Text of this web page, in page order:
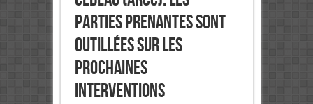
parties prenantes sont
outillées sur les
prochaines
interventions